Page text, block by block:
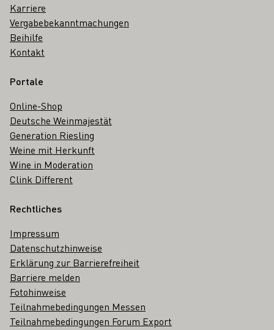
Karriere
Vergabebekanntmachungen
Beihilfe
Kontakt
Portale
Online-Shop
Deutsche Weinmajestät
Generation Riesling
Weine mit Herkunft
Wine in Moderation
Clink Different
Rechtliches
Impressum
Datenschutzhinweise
Erklärung zur Barrierefreiheit
Barriere melden
Fotohinweise
Teilnahmebedingungen Messen
Teilnahmebedingungen Forum Export